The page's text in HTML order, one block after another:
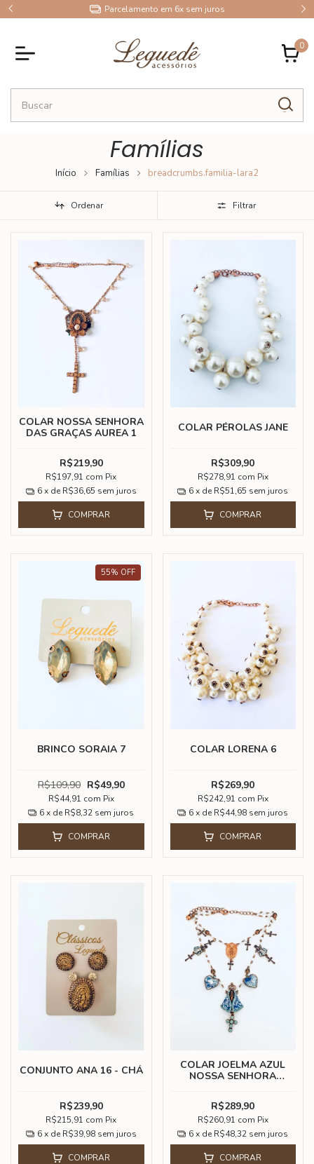
10% OFF no Pix
0
Famílias
Início Famílias breadcrumbs.familia-lara2
Ordenar Filtrar
COLAR NOSSA SENHORA
DAS GRAÇAS AUREA 1
R$219,90
R$197,91 com Pix
6 x de R$36,65 sem juros
COMPRAR
COLAR PÉROLAS JANE
R$309,90
R$278,91 com Pix
6 x de R$51,65 sem juros
COMPRAR
55% OFF
BRINCO SORAIA 7
R$109,90 R$49,90
R$44,91 com Pix
6 x de R$8,32 sem juros
COMPRAR
COLAR LORENA 6
R$269,90
R$242,91 com Pix
6 x de R$44,98 sem juros
COMPRAR
CONJUNTO ANA 16 - CHÁ
R$239,90
R$215,91 com Pix
6 x de R$39,98 sem juros
COMPRAR
COLAR JOELMA AZUL
NOSSA SENHORA
R$289,90
R$260,91 com Pix
6 x de R$48,32 sem juros
COMPRAR